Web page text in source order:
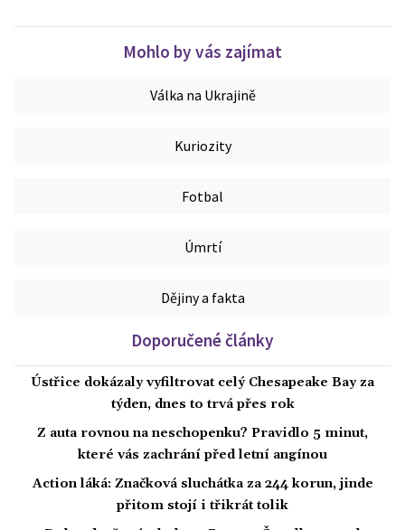
Mohlo by vás zajímat
Válka na Ukrajině
Kuriozity
Fotbal
Úmrtí
Dějiny a fakta
Doporučené články
Ústřice dokázaly vyfiltrovat celý Chesapeake Bay za
týden, dnes to trvá přes rok
Z auta rovnou na neschopenku? Pravidlo 5 minut,
které vás zachrání před letní angínou
Action láká: Značková sluchátka za 244 korun, jinde
přitom stojí i třikrát tolik